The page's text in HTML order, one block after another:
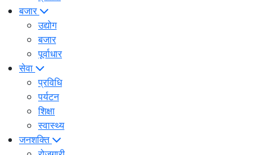
बजार
उद्योग
बजार
पूर्वाधार
सेवा
प्रविधि
पर्यटन
शिक्षा
स्वास्थ्य
जनशक्ति